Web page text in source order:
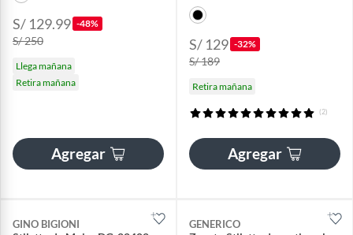
S/ 129.99 -48%
S/ 250
Llega mañana
Retira mañana
Agregar
S/ 129 -32%
S/ 189
Retira mañana
(2)
Agregar
GINO BIGIONI GENERICO